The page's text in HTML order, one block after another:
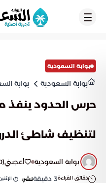
بوابة السعودية
بوابة السعودية بوابة
حرس الحدود ينفذ
لتنظيف شاطئ
بوابة السعودية أعجبني(
دقائق القراءة3 دقيقةنشر: الإثنين, 16